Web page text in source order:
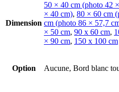
Dimension
50 × 40 cm (photo 42
× 40 cm), 80 × 60 cm
cm (photo 86 × 57,7
× 50 cm, 90 x 60 cm,
× 90 cm, 150 x 100 cm
Option Aucune, Bord blanc